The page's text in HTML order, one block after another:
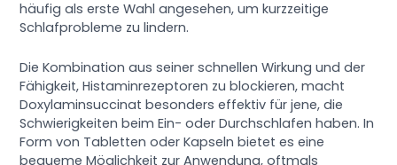
häufig als erste Wahl angesehen, um kurzzeitige
Schlafprobleme zu lindern.
Die Kombination aus seiner schnellen Wirkung und der
Fähigkeit, Histaminrezeptoren zu blockieren, macht
Doxylaminsuccinat besonders effektiv für jene, die
Schwierigkeiten beim Ein- oder Durchschlafen haben. In
Form von Tabletten oder Kapseln bietet es eine
bequeme Möglichkeit zur Anwendung, oftmals